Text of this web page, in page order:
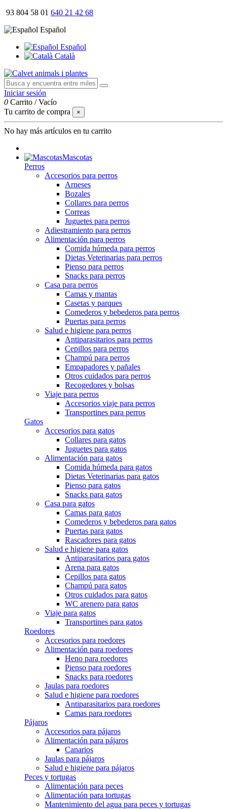
93 804 58 01 640 21 42 68
Español
Español
Català
Iniciar sesión
0 Carrito /Vacío
Tu carrito de compra
×
No hay más artículos en tu carrito
Mascotas
Perros
Accesorios para perros
Arneses
Bozales
Collares para perros
Correas
Juguetes para perros
Adiestramiento para perros
Alimentación para perros
Comida húmeda para perros
Dietas Veterinarias para perros
Pienso para perros
Snacks para perros
Casa para perros
Camas y mantas
Casetas y parques
Comederos y bebederos para perros
Puertas para perros
Salud e higiene para perros
Antiparasitarios para perros
Cepillos para perros
Champú para perros
Empapadores y pañales
Otros cuidados para perros
Recogedores y bolsas
Viaje para perros
Accesorios viaje para perros
Transportines para perros
Gatos
Accesorios para gatos
Collares para gatos
Juguetes para gatos
Alimentación para gatos
Comida húmeda para gatos
Dietas Veterinarias para gatos
Pienso para gatos
Snacks para gatos
Casa para gatos
Camas para gatos
Comederos y bebederos para gatos
Puertas para gatos
Rascadores para gatos
Salud e higiene para gatos
Antiparasitarios para gatos
Arena para gatos
Cepillos para gatos
Champú para gatos
Otros cuidados para gatos
WC arenero para gatos
Viaje para gatos
Transportines para gatos
Roedores
Accesorios para roedores
Alimentación para roedores
Heno para roedores
Pienso para roedores
Snacks para roedores
Jaulas para roedores
Salud e higiene para roedores
Antiparasitarios para roedores
Camas para roedores
Pájaros
Accesorios para pájaros
Alimentación para pájaros
Canarios
Jaulas para pájaros
Salud e higiene para pájaros
Peces y tortugas
Alimentación para peces
Alimentación para tortugas
Mantenimiento del agua para peces y tortugas